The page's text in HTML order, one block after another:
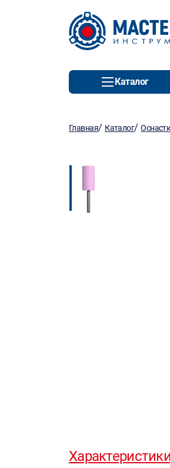
Каталог
Главная/ Каталог/
Характеристики